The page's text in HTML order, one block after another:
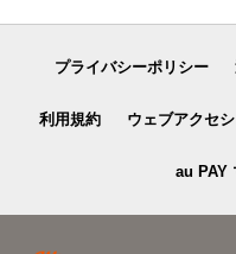
プライバシーポリシー
利用規約 ウェブアクセ
au PAY